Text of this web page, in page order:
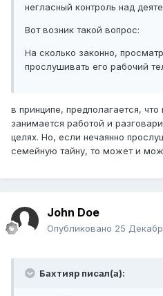
негласный контроль над
Вот возник такой вопрос:
На сколько законно,
прослушивать его рабочий
в принципе, предполагается,
занимается работой и
целях. Но, если нечаянно
семейную тайну, то может и
John Doe
Опубликовано 25
Бахтияр писал(а):